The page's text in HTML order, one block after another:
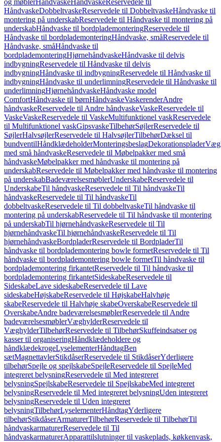
og møblerHåndvaskeHåndvaskeReservedele til
HåndvaskeDobbeltvaskeReservedele til DobbeltvaskeHåndvaske til
montering på underskabReservedele til Håndvaske til montering på
underskabHåndvaske til bordplademonteringReservedele til
Håndvaske til bordplademonteringHåndvaske, småReservedele til
Håndvaske, småHåndvaske til
bordplademonteringHjørnehåndvaskeHåndvaske til delvis
indbygningReservedele til Håndvaske til delvis
indbygningHåndvaske til indbygningReservedele til Håndvaske til
indbygningHåndvaske til underlimningReservedele til Håndvaske til
underlimningHjørnehåndvaskeHåndvaske model
ComfortHåndvaske til børnHåndvaskeVaskerenderAndre
håndvaskeReservedele til Andre håndvaskeVaskeReservedele til
VaskeVaskeReservedele til VaskeMultifunktionel vaskReservedele
til Multifunktionel vaskGipsvaskeTilbehørSøjlerReservedele til
SøjlerHalvsøjlerReservedele til HalvsøjlerTilbehørDæksel til
bundventilHåndklædeholderMonteringsbeslagDekorationsplader
med små håndvaskeReservedele til Møbelpakker med små
håndvaskeMøbelpakker med håndvaske til montering på
underskabReservedele til Møbelpakker med håndvaske til montering
på underskabBadeværelsesmøblerUnderskabeReservedele til
UnderskabeTil håndvaskeReservedele til Til håndvaskeTil
håndvaskeReservedele til Til håndvaskeTil
dobbeltvaskeReservedele til Til dobbeltvaskeTil håndvaske til
montering på underskabReservedele til Til håndvaske til montering
på underskabTil hjørnehåndvaskeReservedele til Til
hjørnehåndvaskeTil hjørnehåndvaskeReservedele til Til
hjørnehåndvaskeBordpladerReservedele til BordpladerTil
håndvaske til bordplademontering bowle formetReservedele til Til
håndvaske til bordplademontering bowle formetTil håndvaske til
bordplademontering firkantetReservedele til Til håndvaske til
bordplademontering firkantetSideskabeReservedele til
SideskabeLave sideskabeReservedele til Lave
sideskabeHøjskabeReservedele til HøjskabeHalvhøje
skabeReservedele til Halvhøje skabeOverskabeReservedele til
OverskabeAndre badeværelsesmøblerReservedele til Andre
badeværelsesmøblerVæghylderReservedele til
VæghylderTilbehørReservedele til TilbehørSkuffeindsatser og
kasser til organiseringHåndklædeholdere og
håndklædekrogeLyselementerHåndtagBen
sætMagnettavlerStikdåserReservedele til StikdåserYderligere
tilbehørSpejle og spejlskabeSpejleReservedele til SpejleMed
integreret belysningReservedele til Med integreret
belysningSpejlskabeReservedele til SpejlskabeMed integreret
belysningReservedele til Med integreret belysningUden integreret
belysningReservedele til Uden integreret
belysningTilbehørLyselementerHåndtagYderligere
tilbehørStikdåserArmaturerTilbehørReservedele til TilbehørTil
håndvaskarmaturerReservedele til Til
håndvaskarmaturerApparattilslutninger til vaskeplads, køkkenvask,